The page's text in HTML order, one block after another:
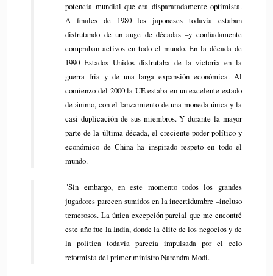
potencia mundial que era disparatadamente optimista.
A finales de 1980 los japoneses todavía estaban
disfrutando de un auge de décadas –y confiadamente
compraban activos en todo el mundo. En la década de
1990 Estados Unidos disfrutaba de la victoria en la
guerra fría y de una larga expansión económica. Al
comienzo del 2000 la UE estaba en un excelente estado
de ánimo, con el lanzamiento de una moneda única y la
casi duplicación de sus miembros. Y durante la mayor
parte de la última década, el creciente poder político y
económico de China ha inspirado respeto en todo el
mundo.
"Sin embargo, en este momento todos los grandes
jugadores parecen sumidos en la incertidumbre –incluso
temerosos. La única excepción parcial que me encontré
este año fue la India, donde la élite de los negocios y de
la política todavía parecía impulsada ​​por el celo
reformista del primer ministro Narendra Modi.